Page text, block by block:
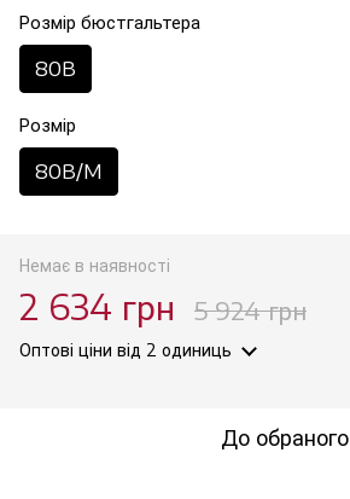
Розмір бюстгальтера
80B
Розмір
80B/M
Немає в наявності
2 634 грн 5 924 грн
Оптові ціни від 2 одиниць
До обраного